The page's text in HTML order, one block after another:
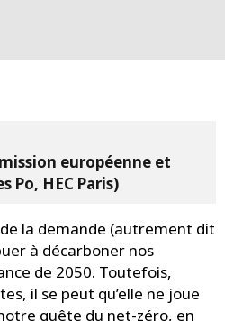
européenne et
Po, HEC Paris)
la demande (autrement dit
à décarboner nos
de 2050. Toutefois,
il se peut qu’elle ne joue
quête du net-zéro, en